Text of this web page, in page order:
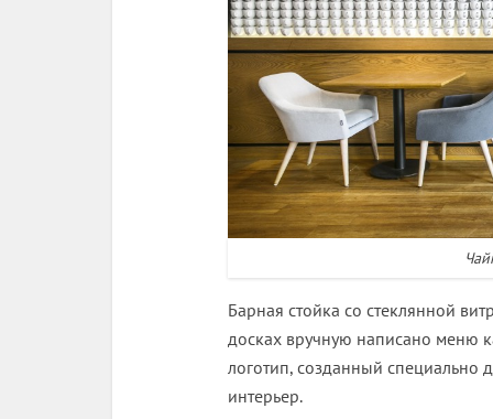
Барная стойка со стеклянной
досках вручную написано меню
логотип, созданный специально
интерьер.